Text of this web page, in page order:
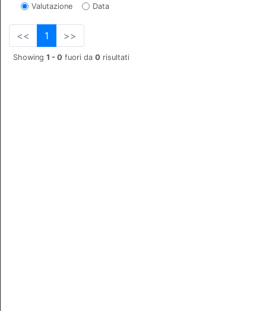
Valutazione
Data
<< 1 >>
Showing 1 - 0 fuori da 0 risultati